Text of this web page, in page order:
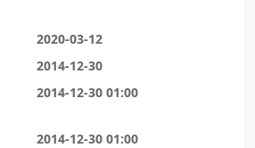
2020-03-12
2014-12-30
2014-12-30 01:00
2014-12-30 01:00